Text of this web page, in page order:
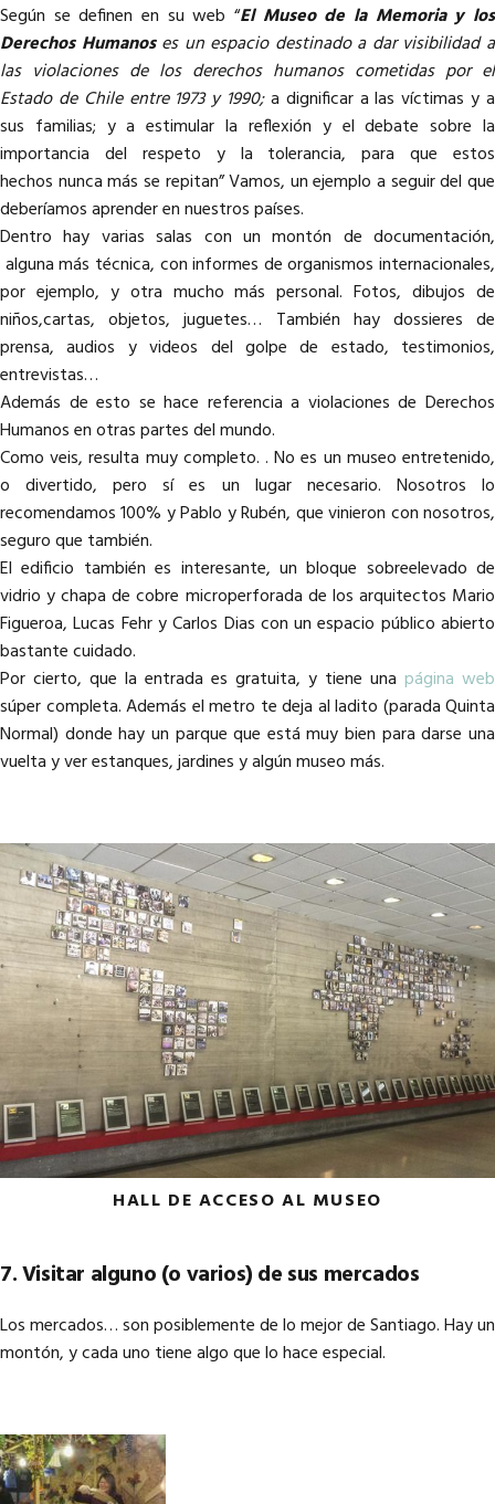
Según se definen en su web “El Museo de la Memoria y los
Derechos Humanoses un espacio destinado a dar visibilidad a
las violaciones de los derechos humanos cometidas por el
Estado de Chile entre 1973 y 1990;a dignificar a las víctimas y a
sus familias; y a estimular la reflexión y el debate sobre la
importancia del respeto y la tolerancia, para que estos
hechos nunca más se repitan” Vamos, un ejemplo a seguir del que
deberíamos aprender en nuestros países.
Dentro hay varias salas con un montón de documentación,
alguna más técnica, con informes de organismos internacionales,
por ejemplo, y otra mucho más personal. Fotos, dibujos de
niños,cartas, objetos, juguetes… También hay dossieres de
prensa, audios y videos del golpe de estado, testimonios,
entrevistas…
Además de esto se hace referencia a violaciones de Derechos
Humanos en otras partes del mundo.
Como veis, resulta muy completo. . No es un museo entretenido,
o divertido, pero sí es un lugar necesario. Nosotros lo
recomendamos 100% y Pablo y Rubén, que vinieron con nosotros,
seguro que también.
El edificio también es interesante, un bloque sobreelevado de
vidrio y chapa de cobre microperforada de los arquitectos Mario
Figueroa, Lucas Fehr y Carlos Dias con un espacio público abierto
bastante cuidado.
Por cierto, que la entrada es gratuita, y tiene una página web
súper completa. Además el metro te deja al ladito (parada Quinta
Normal) donde hay un parque que está muy bien para darse una
vuelta y ver estanques, jardines y algún museo más.
HALL DE ACCESO AL MUSEO
7. Visitar alguno (o varios) de sus mercados
Los mercados… son posiblemente de lo mejor de Santiago. Hay un
montón, y cada uno tiene algo que lo hace especial.